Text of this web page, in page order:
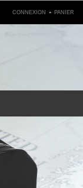
PANIER
.
CONNEXION